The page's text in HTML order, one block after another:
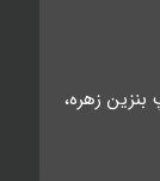
زهره،